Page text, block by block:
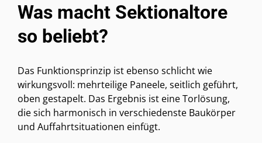
Was macht Sektionaltore
so beliebt?
Das Funktionsprinzip ist ebenso schlicht wie
wirkungsvoll: mehrteilige Paneele, seitlich geführt,
oben gestapelt. Das Ergebnis ist eine Torlösung,
die sich harmonisch in verschiedenste Baukörper
und Auffahrtsituationen einfügt.